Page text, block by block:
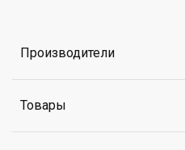
Производители
Товары